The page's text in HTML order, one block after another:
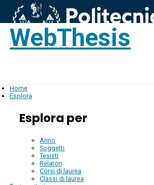
WebThesis
Home
Esplora
Esplora per
Anno
Soggetti
Tesisti
Relatori
Corsi di laurea
Classi di laurea